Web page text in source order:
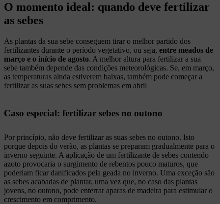
O momento ideal: quando deve fertilizar
as sebes
As plantas da sua sebe conseguem tirar o melhor partido dos
fertilizantes durante o período vegetativo, ou seja, entre meados de
março e o início de agosto. A melhor altura para fertilizar a sua
sebe também depende das condições meteorológicas. Se, em março,
as temperaturas ainda estiverem baixas, também pode começar a
fertilizar as suas sebes sem problemas em abril
Caso especial: fertilizar sebes no outono
Por princípio, não deve fertilizar as suas sebes no outono. Isto
porque depois do verão, as plantas se preparam gradualmente para o
inverno seguinte. A aplicação de um fertilizante de sebes contendo
azoto provocaria o surgimento de rebentos pouco maturos, que
poderiam ficar danificados pela geada no inverno. Uma exceção são
as sebes acabadas de plantar, uma vez que, no caso das plantas
jovens, no outono, pode enterrar aparas de madeira para estimular o
crescimento em comprimento.